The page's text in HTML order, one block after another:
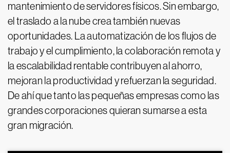
mantenimiento de servidores físicos. Sin embargo,
el traslado a la nube crea también nuevas
oportunidades. La automatización de los flujos de
trabajo y el cumplimiento, la colaboración remota y
la escalabilidad rentable contribuyen al ahorro,
mejoran la productividad y refuerzan la seguridad.
De ahí que tanto las pequeñas empresas como las
grandes corporaciones quieran sumarse a esta
gran migración.